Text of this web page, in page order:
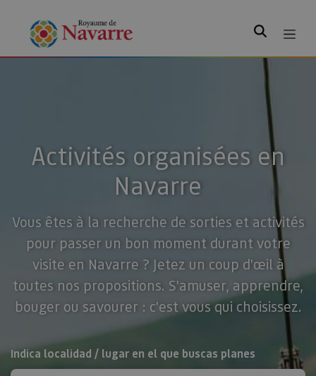
Rechercher
Activités organisées en
Navarre
Vous êtes à la recherche de sorties et activités
pour passer un bon moment durant votre
visite en Navarre ? Jetez un coup d'œil à
toutes nos propositions. S'amuser, apprendre,
bouger ou savourer : c'est vous qui choisissez.
Rechercher
Indica localidad / lugar en el que buscas planes